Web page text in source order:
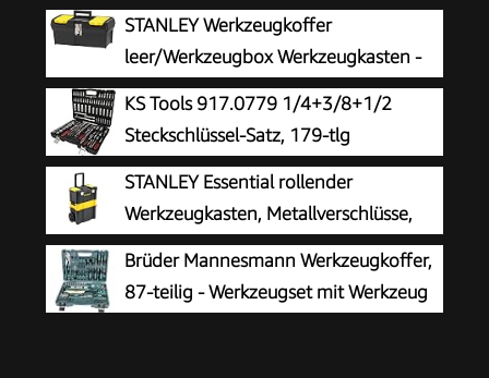
STANLEY Werkzeugkoffer
leer/Werkzeugbox Werkzeugkasten -
Werkzeugkiste (16 Zoll, mit herausnehmbarer
Ablage, zwei Organizern, Metallschließen,
Kunststffgroff) 1-92-065
KS Tools 917.0779 1/4+3/8+1/2
Steckschlüssel-Satz, 179-tlg
STANLEY Essential rollender
Werkzeugkasten, Metallverschlüsse,
STST1-80151
Brüder Mannesmann Werkzeugkoffer,
87-teilig - Werkzeugset mit Werkzeug